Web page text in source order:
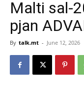
Malti sal-
pjan
By talk.mt - June 12, 2026